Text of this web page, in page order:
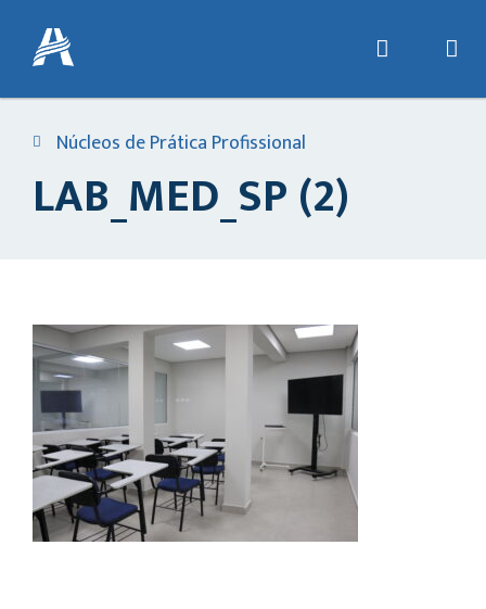
Núcleos de Prática Profissional
LAB_MED_SP (2)